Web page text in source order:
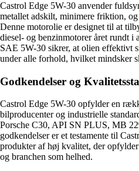
Castrol Edge 5W-30 anvender
metallet adskilt, minimere friktion,
Denne motorolie er designet til at
diesel- og benzinmotorer året rundt i
SAE 5W-30 sikrer, at olien effektivt
under alle forhold, hvilket mindsker
Godkendelser og
Castrol Edge 5W-30 opfylder en
bilproducenter og industrielle
Porsche C30, API SN PLUS, MB
godkendelser er et testamente til
produkter af høj kvalitet, der
og branchen som helhed.